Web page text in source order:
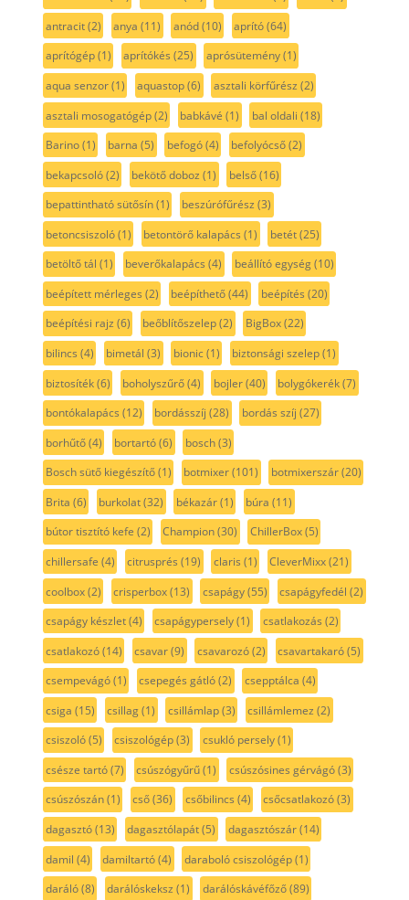
antracit(2) anya (11) anód(10) aprító(64)
aprítógép(1) aprítókés (25) aprósütemény(1)
aqua senzor(1) aquastop(6) asztali körfűrész (2)
asztali mosogatógép(2) babkávé (1) bal oldali (18)
Barino(1) barna (5) befogó(4) befolyócső(2)
bekapcsoló(2) bekötő doboz (1) belső(16)
bepattintható sütősín(1) beszúrófűrész (3)
betoncsiszoló(1) betontörő kalapács (1) betét(25)
betöltő tál (1) beverőkalapács (4) beállító egység(10)
beépített mérleges (2) beépíthető(44) beépítés (20)
beépítési rajz (6) beőblítőszelep(2) BigBox(22)
bilincs (4) bimetál (3) bionic(1) biztonsági szelep(1)
biztosíték(6) boholyszűrő(4) bojler(40) bolygókerék(7)
bontókalapács (12) bordásszíj (28) bordás szíj (27)
borhűtő(4) bortartó(6) bosch(3)
Bosch sütő kiegészítő(1) botmixer(101) botmixerszár(20)
Brita (6) burkolat(32) békazár(1) búra (11)
bútor tisztító kefe (2) Champion(30) ChillerBox(5)
chillersafe (4) citrusprés (19) claris (1) CleverMixx(21)
coolbox(2) crisperbox(13) csapágy(55) csapágyfedél (2)
csapágy készlet(4) csapágypersely(1) csatlakozás (2)
csatlakozó(14) csavar(9) csavarozó(2) csavartakaró(5)
csempevágó(1) csepegés gátló(2) csepptálca (4)
csiga (15) csillag(1) csillámlap(3) csillámlemez (2)
csiszoló(5) csiszológép(3) csukló persely(1)
csésze tartó(7) csúszógyűrű(1) csúszósines gérvágó(3)
csúszószán(1) cső(36) csőbilincs (4) csőcsatlakozó(3)
dagasztó(13) dagasztólapát(5) dagasztószár(14)
damil (4) damiltartó(4) daraboló csiszológép(1)
daráló(8) darálóskeksz (1) darálóskávéfőző(89)